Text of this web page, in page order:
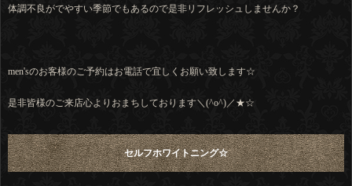
体調不良がでやすい季節でもあるので是非リフレッシュしませんか？
men'sのお客様のご予約はお電話で宜しくお願い致します☆
是非皆様のご来店心よりおまちしております＼(^o^)／★☆
セルフホワイトニング☆